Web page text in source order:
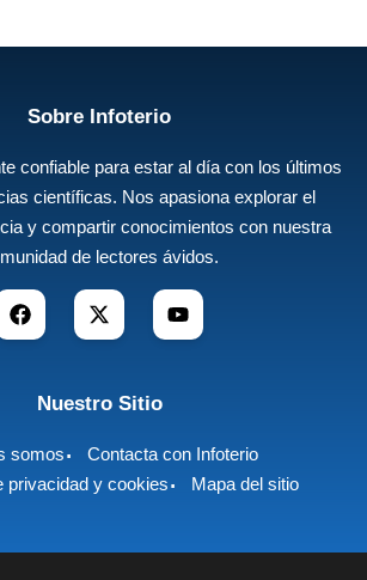
Sobre Infoterio
confiable para estar al día con los últimos
científicas. Nos apasiona explorar el
y compartir conocimientos con nuestra
de lectores ávidos.
Nuestro Sitio
somos
Contacta con Infoterio
privacidad y cookies
Mapa del sitio